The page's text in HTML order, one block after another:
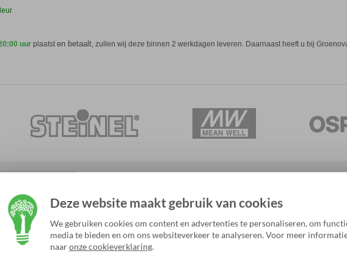
Deze website maakt gebruik van cookies
We gebruiken cookies om content en advertenties te personaliseren, om
media te bieden en om ons websiteverkeer te analyseren. Voor meer
naaronze cookieverklaring.
uur plaatsten betaalt, zullen wij deze binnen 2 werkdagen leveren. Daarnaast heeft u bij
acties en aanbiedingen nooit meer!